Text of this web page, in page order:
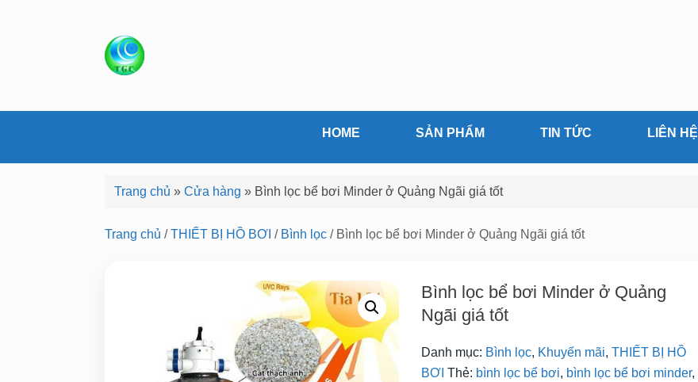
o
HOME SẢN PHẨM TIN TỨC LIÊN HỆ
Trang chủ » Cửa hàng » Bình lọc bể bơi Minder ở Quảng Ngãi giá tốt
Trang chủ /THIẾT BỊ HỒ BƠI / Bình lọc / Bình lọc bể bơi Minder ở Quảng Ngãi giá tốt
Bình lọc bể bơi Minder ở Quảng
Ngãi giá tốt
Danh mục: Bình lọc, Khuyến mãi,THIẾT BỊ HỒ
BƠI Thẻ: bình lọc bể bơi, bình lọc bể bơi minder,